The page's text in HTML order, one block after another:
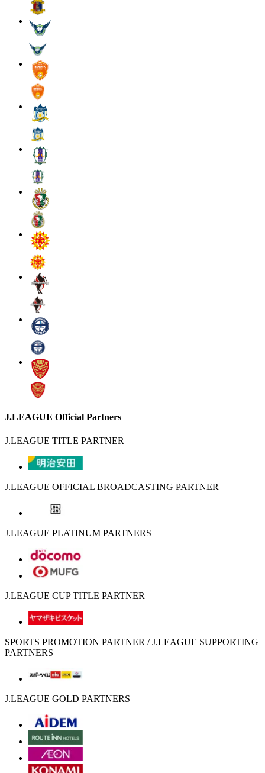
J.LEAGUE Official Partners
J.LEAGUE TITLE PARTNER
J.LEAGUE OFFICIAL BROADCASTING PARTNER
J.LEAGUE PLATINUM PARTNERS
J.LEAGUE CUP TITLE PARTNER
SPORTS PROMOTION PARTNER / J.LEAGUE SUPPORTING
PARTNERS
J.LEAGUE GOLD PARTNERS